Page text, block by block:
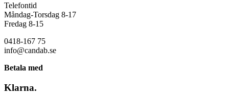
Telefontid
Måndag-Torsdag 8-17
Fredag 8-15
0418-167 75
info@candab.se
Betala med
Klarna.